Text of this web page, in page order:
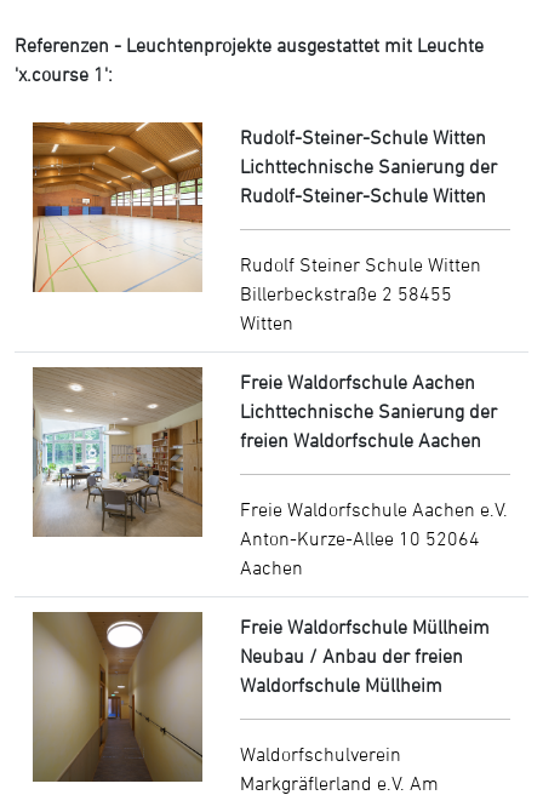
Referenzen - Leuchtenprojekte ausgestattet mit Leuchte
'x.course 1':
Rudolf-Steiner-Schule Witten
Lichttechnische Sanierung der
Rudolf-Steiner-Schule Witten
Rudolf Steiner Schule Witten
Billerbeckstraße 2 58455
Witten
Freie Waldorfschule Aachen
Lichttechnische Sanierung der
freien Waldorfschule Aachen
Freie Waldorfschule Aachen e.V.
Anton-Kurze-Allee 10 52064
Aachen
Freie Waldorfschule Müllheim
Neubau / Anbau der freien
Waldorfschule Müllheim
Waldorfschulverein
Markgräflerland e.V. Am